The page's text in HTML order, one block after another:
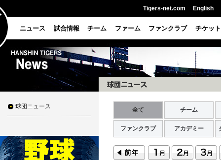
Tigers-net.com English
ニュース 試合情報 チーム ファーム ファンクラブ チケット
球団ニュース 全て チーム
ファンクラブ アカデミー